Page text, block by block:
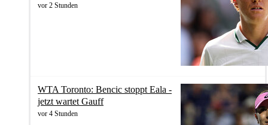
vor 2 Stunden
WTA Toronto: Bencic stoppt Eala -
jetzt wartet Gauff
vor 4 Stunden